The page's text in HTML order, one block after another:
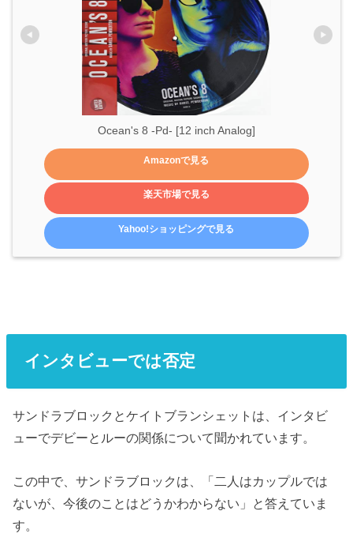
Ocean's 8 -Pd- [12 inch Analog]
Amazonで見る
楽天市場で見る
Yahoo!ショッピングで見る
インタビューでは否定
サンドラブロックとケイトブランシェットは、インタビ
ューでデビーとルーの関係について聞かれています。
この中で、サンドラブロックは、「二人はカップルでは
ないが、今後のことはどうかわからない」と答えていま
す。